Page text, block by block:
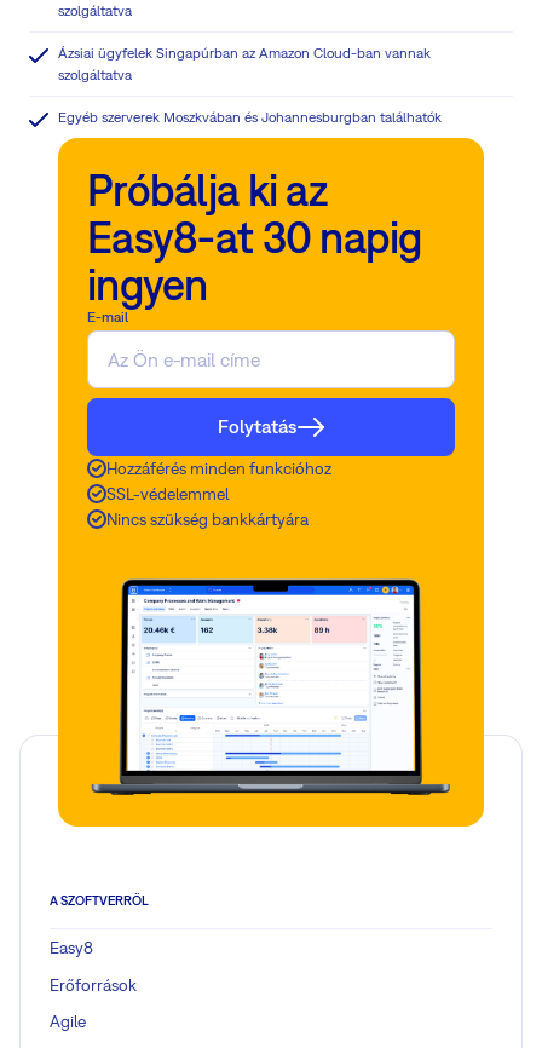
szolgáltatva
Ázsiai ügyfelek Singapúrban az Amazon Cloud-ban vannak
szolgáltatva
Egyéb szerverek Moszkvában és Johannesburgban találhatók
Próbálja ki az
Easy8-at 30 napig
ingyen
E-mail
Folytatás
Hozzáférés minden funkcióhoz
SSL-védelemmel
Nincs szükség bankkártyára
A SZOFTVERRŐL
Easy8
Erőforrások
Agile